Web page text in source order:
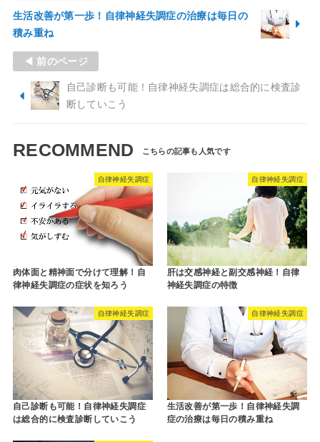
生活改善が第一歩！自律神経失調症の治療は毎日の
積み重ね
◀ 前のページ
自己診断も可能！自律神経失調症は総合的に検査診
断していこう
RECOMMEND
自律神経失調症
肉体面と精神面で分けて理解！自
律神経失調症の症状を知ろう
自律神経失調症
肝は交感神経と副交感神経！自律
神経失調症の特徴
自律神経失調症
自己診断も可能！自律神経失調症
は総合的に検査診断していこう
自律神経失調症
生活改善が第一歩！自律神経失調
症の治療は毎日の積み重ね